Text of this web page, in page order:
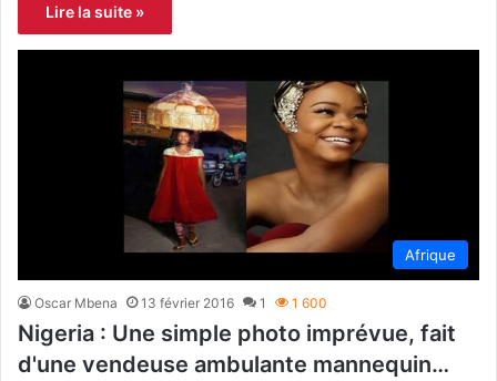
Lire la suite »
Afrique
Oscar Mbena 13 février 2016 1 1 600
Nigeria : Une simple photo imprévue, fait
d'une vendeuse ambulante mannequin…